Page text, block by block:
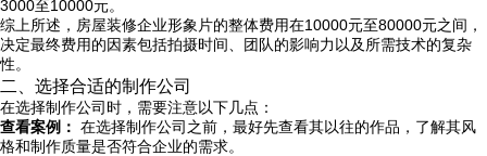
3000至10000元。
综上所述，房屋装修企业形象片的整体费用在10000元至80000元之间，
决定最终费用的因素包括拍摄时间、团队的影响力以及所需技术的复杂
性。
二、选择合适的制作公司
在选择制作公司时，需要注意以下几点：
查看案例： 在选择制作公司之前，最好先查看其以往的作品，了解其风
格和制作质量是否符合企业的需求。